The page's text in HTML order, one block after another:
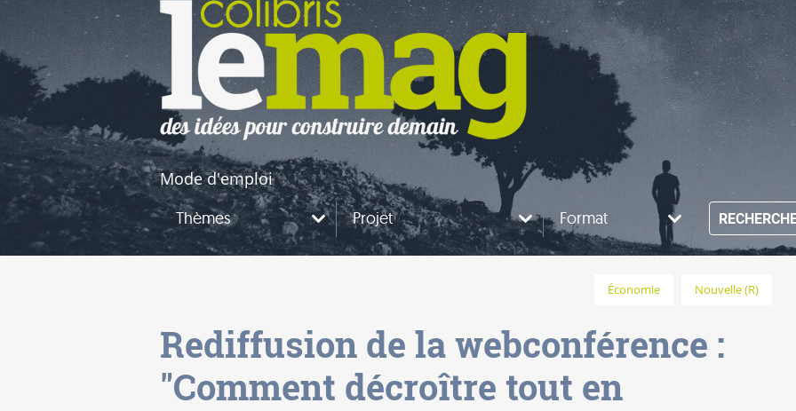
indépendance
Mode d'emploi
Thèmes Projet Format
Économie Nouvelle (R)
Rediffusion de la webconférence :
"Comment décroître tout en